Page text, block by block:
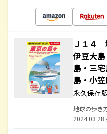
Ｊ１４
伊豆大
島・三
島・小
永久保存
地球の歩き
2024.03.28